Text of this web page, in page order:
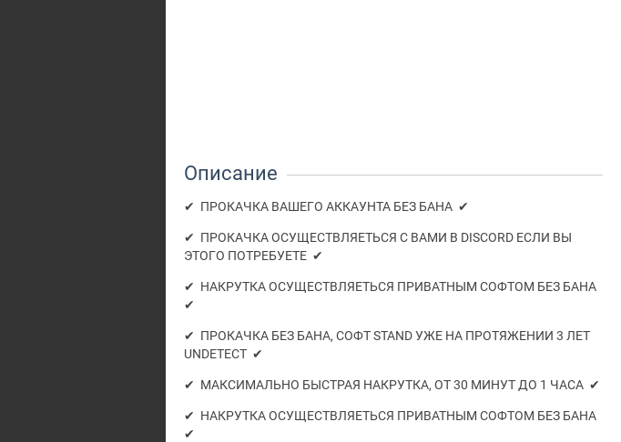
Описание
✔ ПРОКАЧКА ВАШЕГО АККАУНТА БЕЗ БАНА ✔
✔ ПРОКАЧКА ОСУЩЕСТВЛЯЕТЬСЯ С ВАМИ В DISCORD ЕСЛИ ВЫ
ЭТОГО ПОТРЕБУЕТЕ ✔
✔ НАКРУТКА ОСУЩЕСТВЛЯЕТЬСЯ ПРИВАТНЫМ СОФТОМ БЕЗ БАНА
✔
✔ ПРОКАЧКА БЕЗ БАНА, СОФТ STAND УЖЕ НА ПРОТЯЖЕНИИ 3 ЛЕТ
UNDETECT ✔
✔ МАКСИМАЛЬНО БЫСТРАЯ НАКРУТКА, ОТ 30 МИНУТ ДО 1 ЧАСА ✔
✔ НАКРУТКА ОСУЩЕСТВЛЯЕТЬСЯ ПРИВАТНЫМ СОФТОМ БЕЗ БАНА
✔